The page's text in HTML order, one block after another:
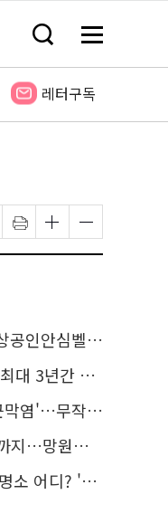
검
창
기
메
전
보
레터구독
인
쇄
하
글
자
크
하
기
글
자
크
하
기
벨' 신청하세요
…삶의 질 높인다
고 '이것' 해보세요!
원 알짜 코스
디션25' 추천 코스